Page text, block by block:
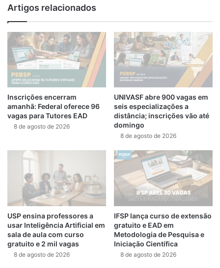
Artigos relacionados
Inscrições encerram
amanhã: Federal oferece 96
vagas para Tutores EAD
8 de agosto de 2026
UNIVASF abre 900 vagas em
seis especializações a
distância; inscrições vão até
domingo
8 de agosto de 2026
USP ensina professores a
usar Inteligência Artificial em
sala de aula com curso
gratuito e 2 mil vagas
8 de agosto de 2026
IFSP lança curso de extensão
gratuito e EAD em
Metodologia de Pesquisa e
Iniciação Científica
8 de agosto de 2026